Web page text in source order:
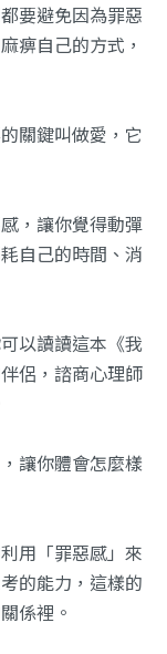
要避免因為罪惡
痹自己的方式，
關鍵叫做愛，它
，讓你覺得動彈
自己的時間、消
以讀讀這本《我
侶，諮商心理師
讓你體會怎麼樣
用「罪惡感」來
的能力，這樣的
係裡。